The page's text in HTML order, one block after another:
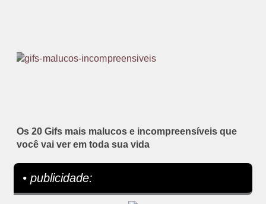
Os 20 Gifs mais malucos e incompreensíveis que
você vai ver em toda sua vida
• publicidade: